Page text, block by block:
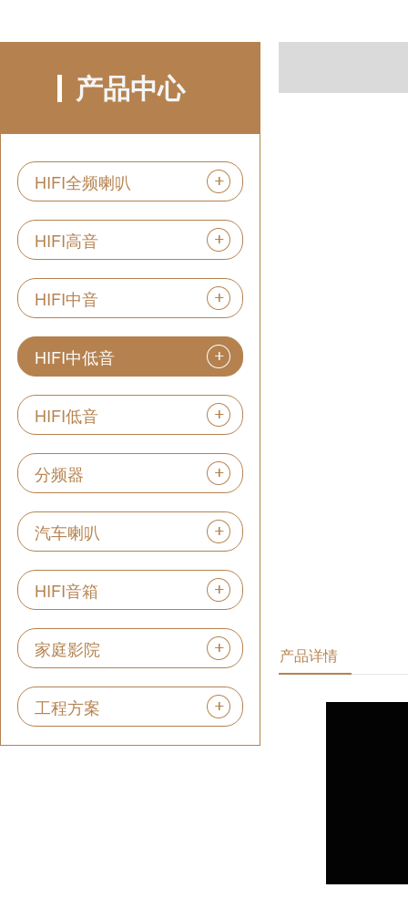
产品中心
HIFI全频喇叭
HIFI高音
HIFI中音
HIFI中低音
HIFI低音
分频器
汽车喇叭
HIFI音箱
家庭影院
工程方案
产品详情